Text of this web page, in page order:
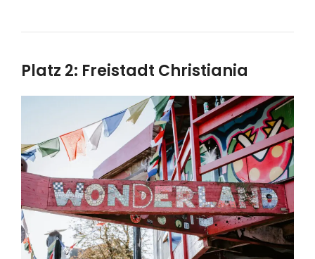
Platz 2: Freistadt Christiania